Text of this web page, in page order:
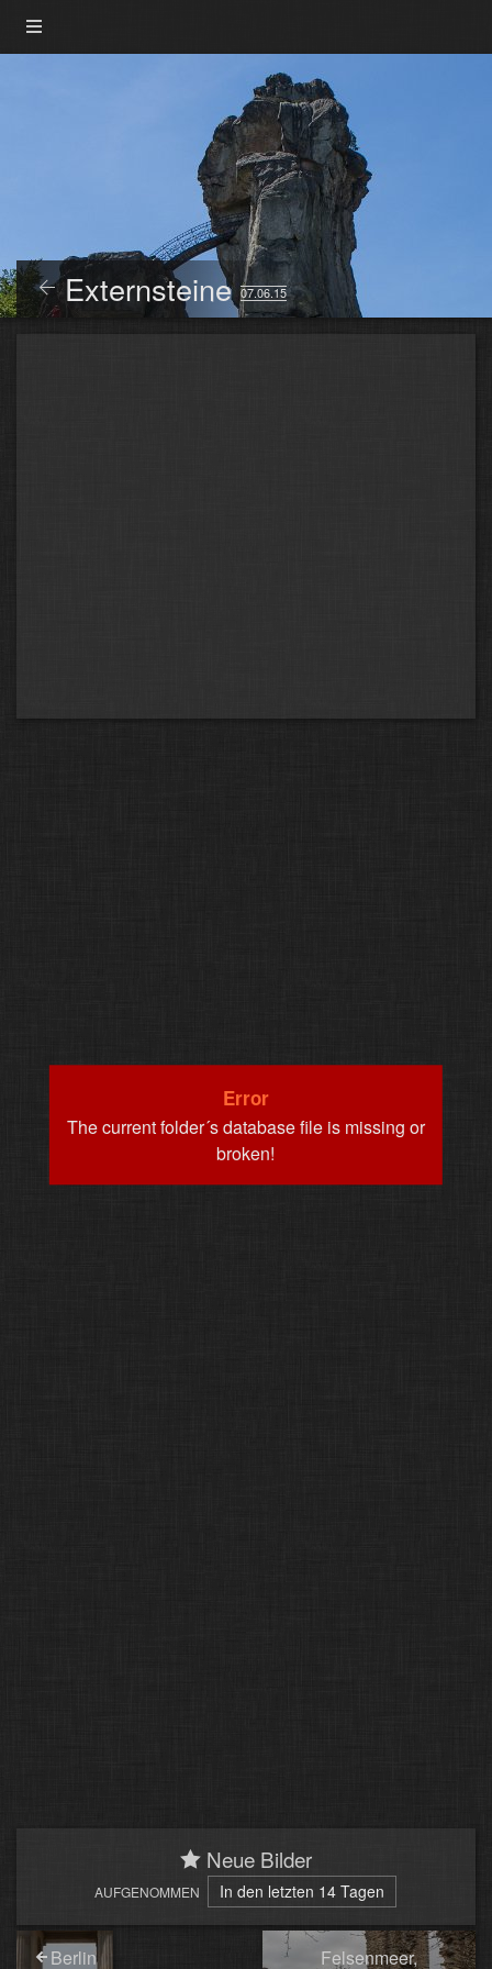
Externsteine07.06.15
Neue Bilder
AUFGENOMMEN In den letzten 14 Tagen
Berlin
Felsenmeer,
Error
The current folder´s database file is missing or
broken!